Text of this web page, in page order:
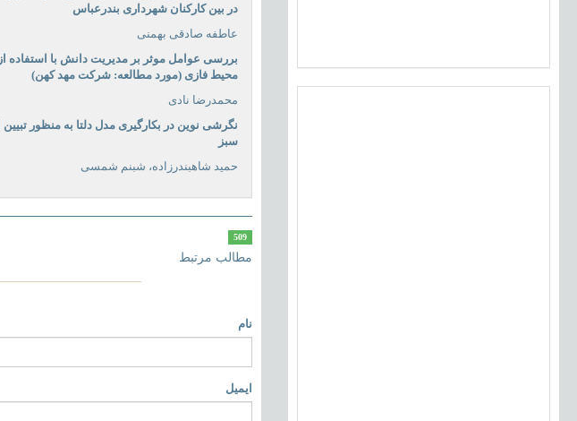
در بین کارکنان شهرداری بندرعباس
عاطفه صادقی بهمنی
بررسی عوامل موثر بر مدیریت دانش با استفاده
محیط فازی (مورد مطالعه: شرکت مهد کهن)
محمدرضا نادی
نگرشی نوین در بکارگیری مدل دلتا به منظور
سبز
حمید شاهبندرزاده، شبنم شمسی
509
مطالب مرتبط
نام
ایمیل